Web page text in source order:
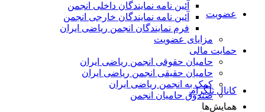
عضویت
کانال تلگرام
آئین نامه نمایندگان داخلی انجمن
آئین نامه نمایندگان خارجی انجمن
فرم نمایندگان انجمن ریاضی ایران
مزایای عضویت
حمایت مالی
حامیان حقوقی انجمن ریاضی ایران
حامیان حقیقی انجمن ریاضی ایران
کمک به انجمن ریاضی ایران
صندوق حامیان انجمن
همایش‌ها